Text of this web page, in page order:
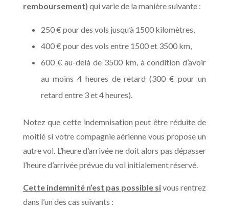
remboursement) qui varie de la manière suivante :
250 € pour des vols jusqu’à 1500 kilomètres,
400 € pour des vols entre 1500 et 3500 km,
600 € au-delà de 3500 km, à condition d’avoir
au moins 4 heures de retard (300 € pour un
retard entre 3 et 4 heures).
Notez que cette indemnisation peut être réduite de
moitié si votre compagnie aérienne vous propose un
autre vol. L’heure d’arrivée ne doit alors pas dépasser
l’heure d’arrivée prévue du vol initialement réservé.
Cette indemnité n’est pas possible sivous rentrez
dans l’un des cas suivants :